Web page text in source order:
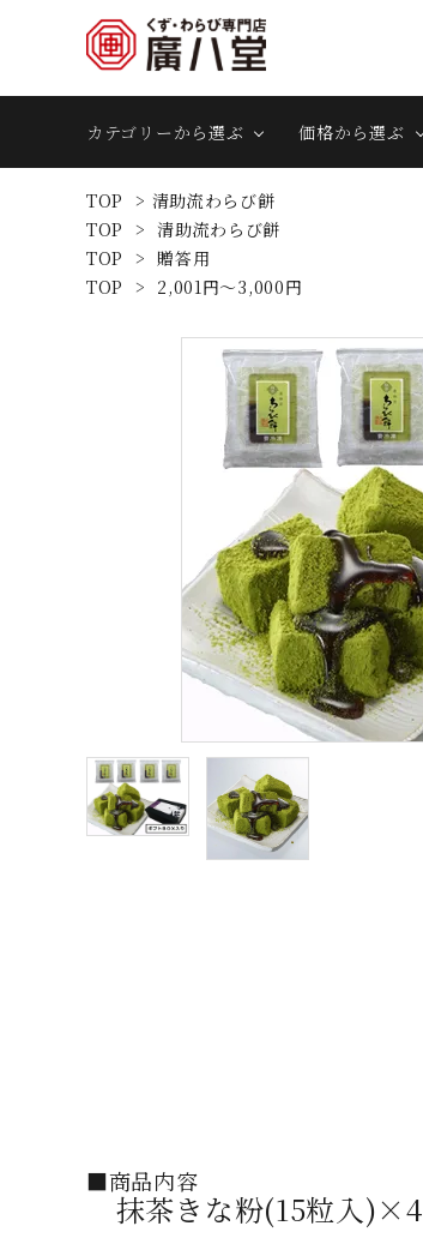
カテゴリーから選ぶ 価格から選ぶ
TOP > 清助流わらび餅
TOP > 清助流わらび餅
TOP > 贈答用
TOP > 2,001円～3,000円
■商品内容
抹茶きな粉(15粒入)×4